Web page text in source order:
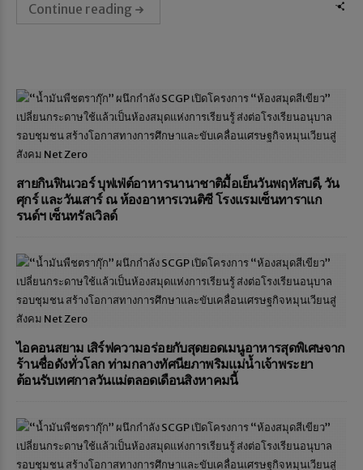
Continue reading
สายกินฟินเวอร์ บุฟเฟ่ต์อาหารนานาชาติมื้อเย็นวันพฤหัสบดี, วัน
ศุกร์ และวันเสาร์ ณ ห้องอาหารเวนติซี โรงแรมเซ็นทาราแก
รนด์ฯ เซ็นทรัลเวิลด์
ไอคอนสยาม เสิร์ฟความอร่อยกับสุดยอดเมนูอาหารสุดพิเศษจาก
ร้านชื่อดังทั่วโลก ท่ามกลางทัศนียภาพริมแม่น้ำเจ้าพระยา
ต้อนรับเทศกาลวันแม่ตลอดเดือนสิงหาคมนี้